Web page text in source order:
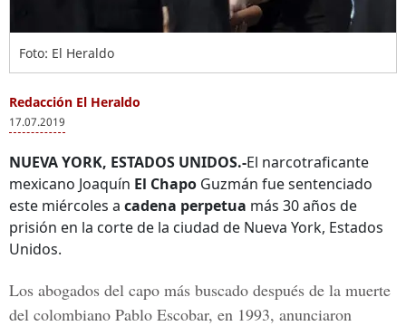
Foto: El Heraldo
Redacción El Heraldo
17.07.2019
NUEVA YORK, ESTADOS UNIDOS.-El narcotraficante
mexicano Joaquín El Chapo Guzmán fue sentenciado
este miércoles a cadena perpetua más 30 años de
prisión en la corte de la ciudad de Nueva York, Estados
Unidos.
Los abogados del capo más buscado después de la muerte
del colombiano Pablo Escobar, en 1993, anunciaron